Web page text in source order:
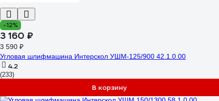
-12%
3 160 ₽
3 590 ₽
Угловая шлифмашина Интерскол УШМ-125/900 42.1.0.00
4.2
(233)
В корзину